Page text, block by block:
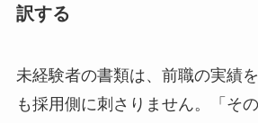
訳する
未経験者の書類は、前職の実績
も採用側に刺さりません。「そ